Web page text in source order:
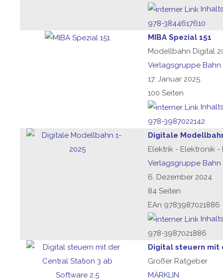
978-3844617610
MIBA Spezial 151
Modellbahn Digital
Verlagsgruppe Bahn
17. Januar 2025
100 Seiten
978-3987022142
Digitale
Elektrik - Elektronik
Verlagsgruppe Bahn
6. Dezember 2024
84 Seiten
EAn 9783987021886
978-3987021886
Digital steuern mit
Großer Ratgeber
MÄRKLIN